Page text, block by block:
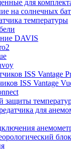
для
на солнечных
температуры
DAVIS
ISS Vantage
ISS Vantage
защиты
для